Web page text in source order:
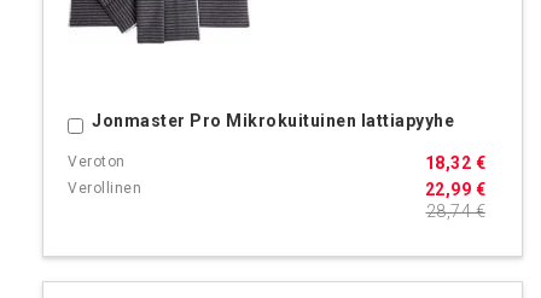
Jonmaster Pro Mikrokuituinen lattiapyyhe
22,99 €
18,32 €
28,74 €
Ostoskoriin